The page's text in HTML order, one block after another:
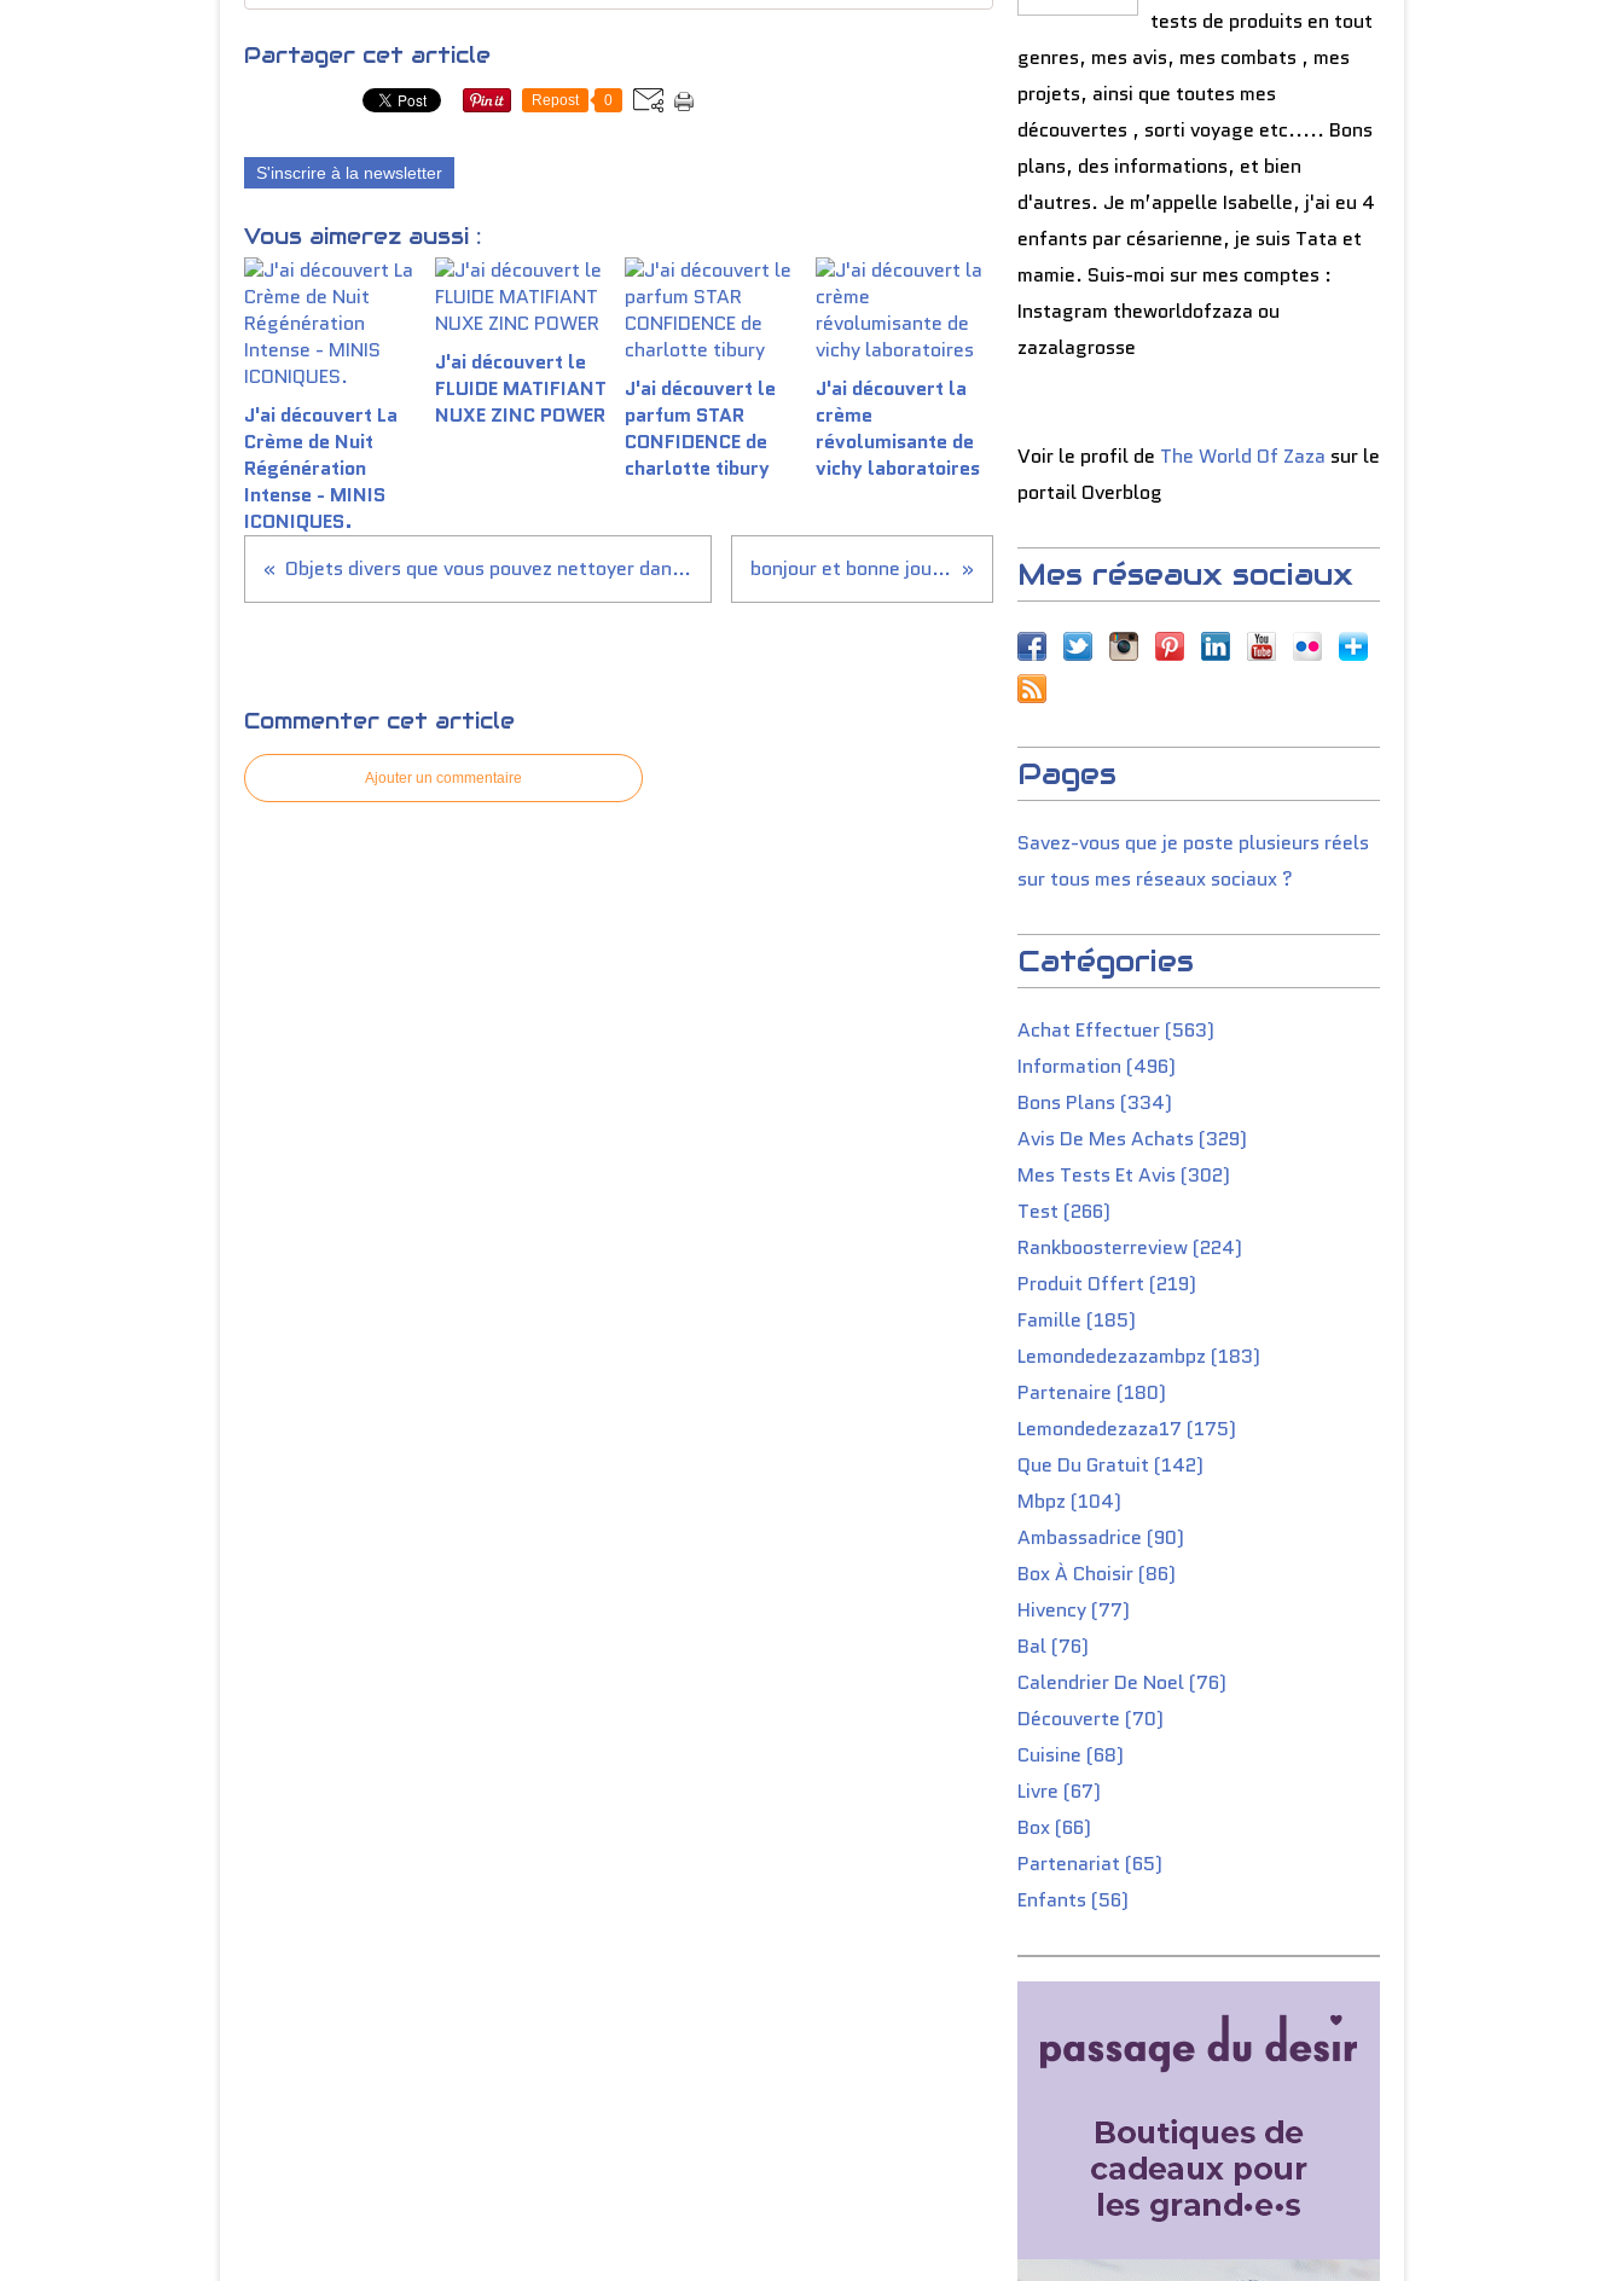
Partager cet article
Repost 0
S'inscrire à la newsletter
Vous aimerez aussi :
J'ai découvert La
Crème de Nuit
Régénération
Intense - MINIS
ICONIQUES.
J'ai découvert le
FLUIDE MATIFIANT
NUXE ZINC POWER
J'ai découvert le
parfum STAR
CONFIDENCE de
charlotte tibury
J'ai découvert la
crème
révolumisante de
vichy laboratoires
Objets divers que vous pouvez nettoyer dans un... bonjour et bonne journée
Commenter cet article
Ajouter un commentaire
tests de produits en tout
genres, mes avis, mes combats , mes
projets, ainsi que toutes mes
découvertes , sorti voyage etc..... Bons
plans, des informations, et bien
d'autres. Je m’appelle Isabelle, j'ai eu 4
enfants par césarienne, je suis Tata et
mamie. Suis-moi sur mes comptes :
Instagram theworldofzaza ou
zazalagrosse
Voir le profil de The World Of Zaza sur le
portail Overblog
Mes réseaux sociaux
Pages
Savez-vous que je poste plusieurs réels
sur tous mes réseaux sociaux ?
Catégories
Achat Effectuer (563)
Information (496)
Bons Plans (334)
Avis De Mes Achats (329)
Mes Tests Et Avis (302)
Test (266)
Rankboosterreview (224)
Produit Offert (219)
Famille (185)
Lemondedezazambpz (183)
Partenaire (180)
Lemondedezaza17 (175)
Que Du Gratuit (142)
Mbpz (104)
Ambassadrice (90)
Box À Choisir (86)
Hivency (77)
Bal (76)
Calendrier De Noel (76)
Découverte (70)
Cuisine (68)
Livre (67)
Box (66)
Partenariat (65)
Enfants (56)